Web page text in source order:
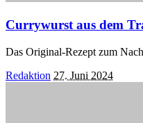
Currywurst aus dem
Das Original-Rezept zum
Posted
Redaktion 27. Juni 2024